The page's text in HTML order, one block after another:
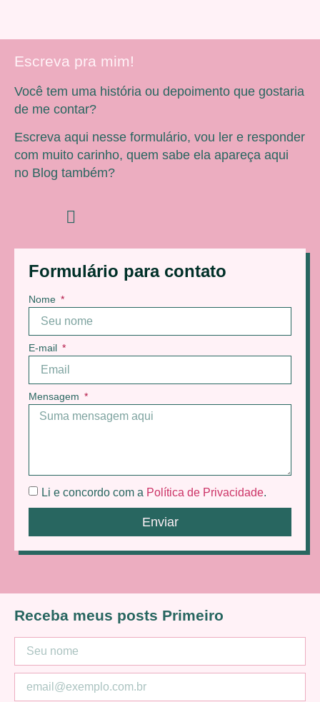
Formulário para contato
Nome
E-mail
Mensagem
Li e concordo com a Política de Privacidade
Enviar
Escreva pra mim!
Você tem uma história ou depoimento que gostaria
de me contar?
Escreva aqui nesse formulário, vou ler e responder
com muito carinho, quem sabe ela apareça aqui
no Blog também?
Receba meus posts Primeiro